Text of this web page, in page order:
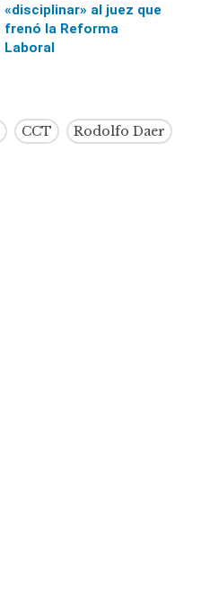
«disciplinar» al juez que
frenó la Reforma
Laboral
CCT Rodolfo Daer